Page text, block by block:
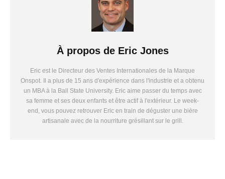
À propos de Eric Jones
Eric est le Directeur des Ventes Internationales de la Marque
Onspot. Il a plus de 15 ans d'expérience dans l'industrie et a obtenu
un MBA à la Ball State University. Eric aime passer du temps avec
sa femme et ses deux enfants et être actif à l'extérieur. Le week-
end, vous pouvez retrouver Eric en train de déguster une bière
artisanale avec de la nourriture grésillant sur le grill.